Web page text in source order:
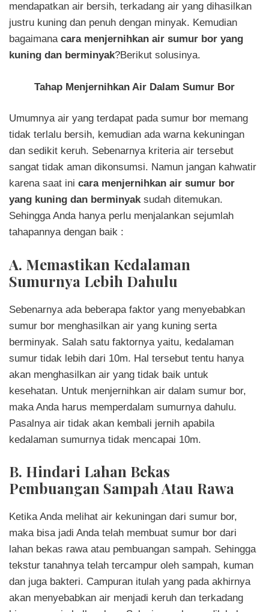
mendapatkan air bersih, terkadang air yang dihasilkan
justru kuning dan penuh dengan minyak. Kemudian
bagaimana cara menjernihkan air sumur bor yang
kuning dan berminyak?Berikut solusinya.
Tahap Menjernihkan Air Dalam Sumur Bor
Umumnya air yang terdapat pada sumur bor memang
tidak terlalu bersih, kemudian ada warna kekuningan
dan sedikit keruh. Sebenarnya kriteria air tersebut
sangat tidak aman dikonsumsi. Namun jangan kahwatir
karena saat ini cara menjernihkan air sumur bor
yang kuning dan berminyak sudah ditemukan.
Sehingga Anda hanya perlu menjalankan sejumlah
tahapannya dengan baik :
A. Memastikan Kedalaman
Sumurnya Lebih Dahulu
Sebenarnya ada beberapa faktor yang menyebabkan
sumur bor menghasilkan air yang kuning serta
berminyak. Salah satu faktornya yaitu, kedalaman
sumur tidak lebih dari 10m. Hal tersebut tentu hanya
akan menghasilkan air yang tidak baik untuk
kesehatan. Untuk menjernihkan air dalam sumur bor,
maka Anda harus memperdalam sumurnya dahulu.
Pasalnya air tidak akan kembali jernih apabila
kedalaman sumurnya tidak mencapai 10m.
B. Hindari Lahan Bekas
Pembuangan Sampah Atau Rawa
Ketika Anda melihat air kekuningan dari sumur bor,
maka bisa jadi Anda telah membuat sumur bor dari
lahan bekas rawa atau pembuangan sampah. Sehingga
tekstur tanahnya telah tercampur oleh sampah, kuman
dan juga bakteri. Campuran itulah yang pada akhirnya
akan menyebabkan air menjadi keruh dan terkadang